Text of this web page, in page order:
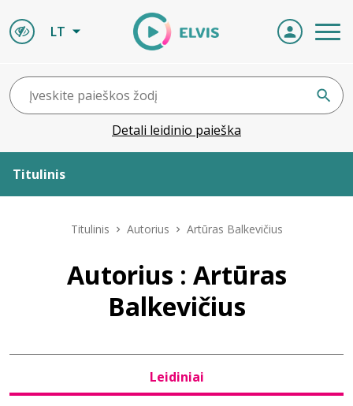
LT
Detali leidinio paieška
Titulinis
Naujienos
Bibliotekoms
Titulinis Autorius Artūras Balkevičius
Autorius : Artūras
Balkevičius
Leidiniai